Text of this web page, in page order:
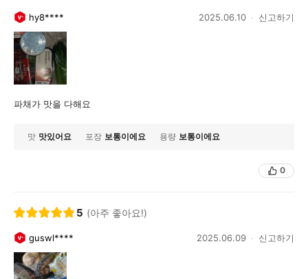
hy8**** 2025.06.10 신고하기
파채가 맛을 다해요
맛 맛있어요 포장 보통이에요 용량 보통이에요
0
5 (아주 좋아요!)
guswl**** 2025.06.09 신고하기